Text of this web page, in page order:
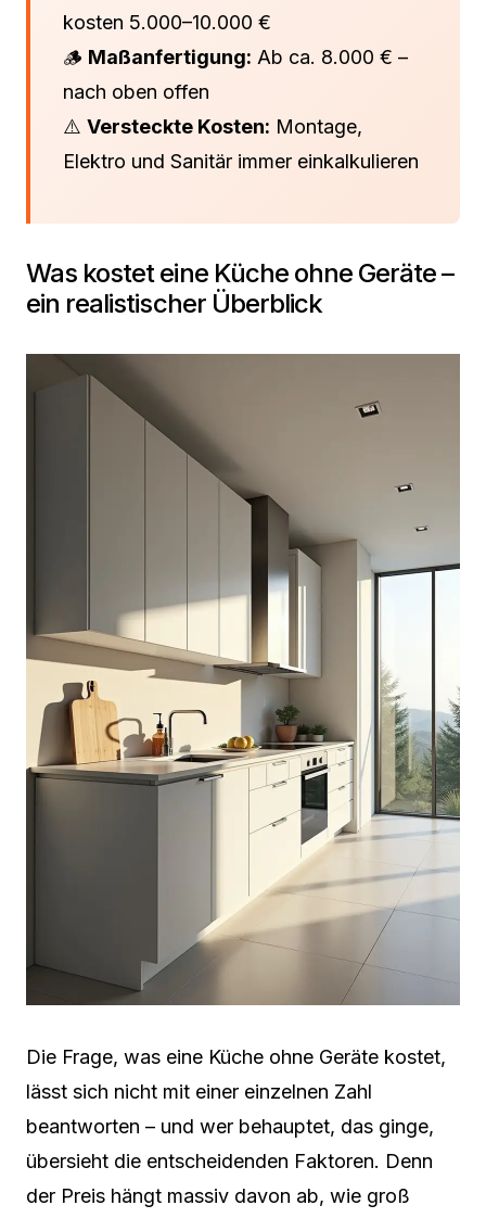
kosten 5.000–10.000 €
🪵 Maßanfertigung: Ab ca. 8.000 € –
nach oben offen
⚠️ Versteckte Kosten: Montage,
Elektro und Sanitär immer einkalkulieren
Was kostet eine Küche ohne Geräte –
ein realistischer Überblick
Die Frage, was eine Küche ohne Geräte kostet,
lässt sich nicht mit einer einzelnen Zahl
beantworten – und wer behauptet, das ginge,
übersieht die entscheidenden Faktoren. Denn
der Preis hängt massiv davon ab, wie groß